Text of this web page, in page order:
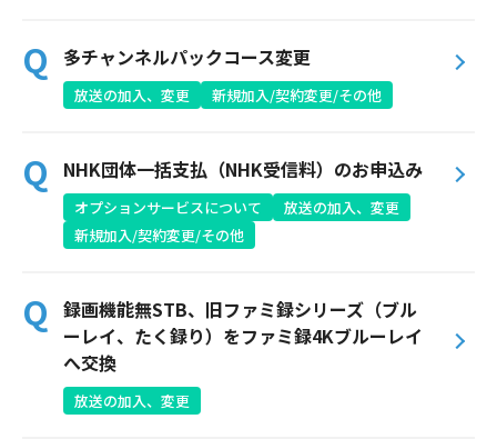
おトクなプラン
パンフレット・チラシ
会社案内
サイトマップ
ウェブサイトのご利用について
多チャンネルパックコース変更
放送の加入、変更 新規加入/契約変更/その他
NHK団体一括支払（NHK受信料）のお申込み
オプションサービスについて
放送の加入、変更
新規加入/契約変更/その他
録画機能無STB、旧ファミ録シリーズ（ブル
ーレイ、たく録り）をファミ録4Kブルーレイ
へ交換
放送の加入、変更